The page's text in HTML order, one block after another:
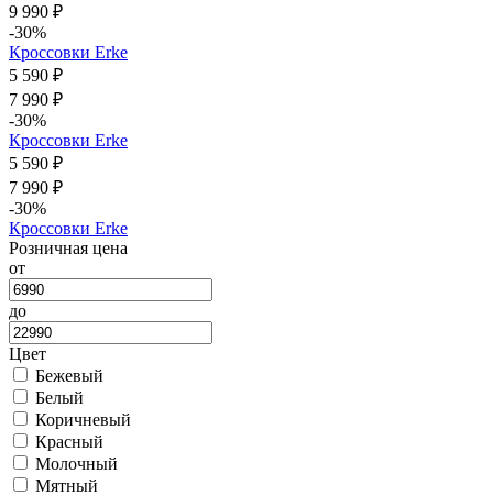
9 990 ₽
-30%
Кроссовки Erke
5 590 ₽
7 990 ₽
-30%
Кроссовки Erke
5 590 ₽
7 990 ₽
-30%
Кроссовки Erke
Розничная цена
от
до
Цвет
Бежевый
Белый
Коричневый
Красный
Молочный
Мятный